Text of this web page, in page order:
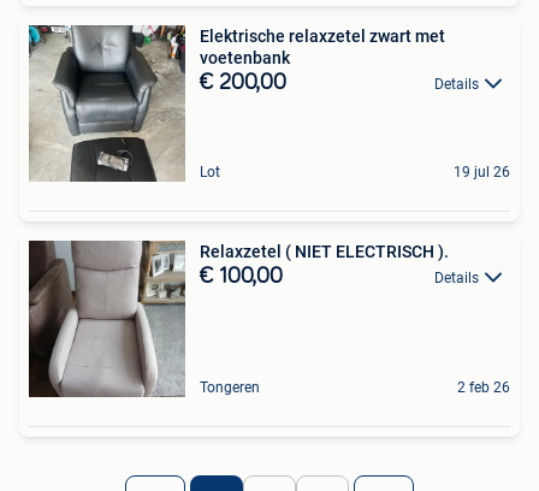
Elektrische relaxzetel zwart met
voetenbank
€ 200,00 Details
Lot 19 jul 26
Relaxzetel ( NIET ELECTRISCH ).
€ 100,00 Details
Tongeren 2 feb 26